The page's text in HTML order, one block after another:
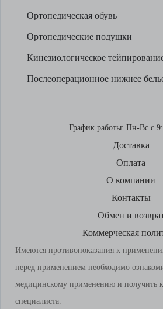
Ортопедическая обувь
Ортопедические подушки
Кинезиологическое
Послеоперационное нижнее
График работы: Пн-Вс с
Доставка
Оплата
О компании
Контакты
Обмен и
Коммерческая
Имеются противопоказания к
перед применением необходимо
медицинскому применению и получить
специалиста.